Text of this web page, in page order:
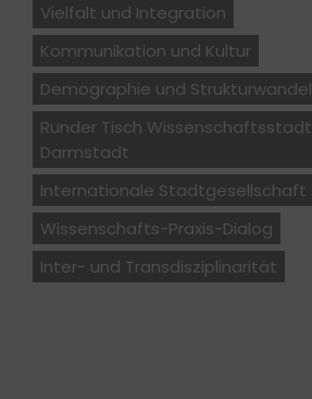
Vielfalt und Integration
Kommunikation und Kultur
Demographie und Strukturwandel
Runder Tisch Wissenschaftsstadt
Darmstadt
Internationale Stadtgesellschaft
Wissenschafts-Praxis-Dialog
Inter- und Transdisziplinarität